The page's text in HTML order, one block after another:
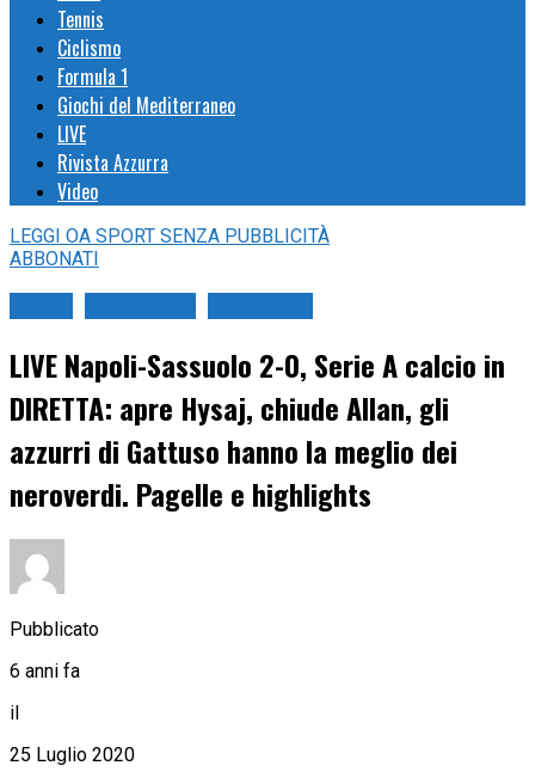
Tennis
Ciclismo
Formula 1
Giochi del Mediterraneo
LIVE
Rivista Azzurra
Video
LEGGI OA SPORT SENZA PUBBLICITÀ
ABBONATI
LIVE Napoli-Sassuolo 2-0, Serie A calcio in
DIRETTA: apre Hysaj, chiude Allan, gli
azzurri di Gattuso hanno la meglio dei
neroverdi. Pagelle e highlights
Pubblicato
6 anni fa
il
25 Luglio 2020